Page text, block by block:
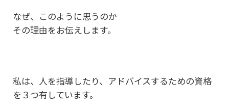
なぜ、このように思うのか
その理由をお伝えします。
私は、人を指導したり、アドバイスするための資格
を３つ有しています。